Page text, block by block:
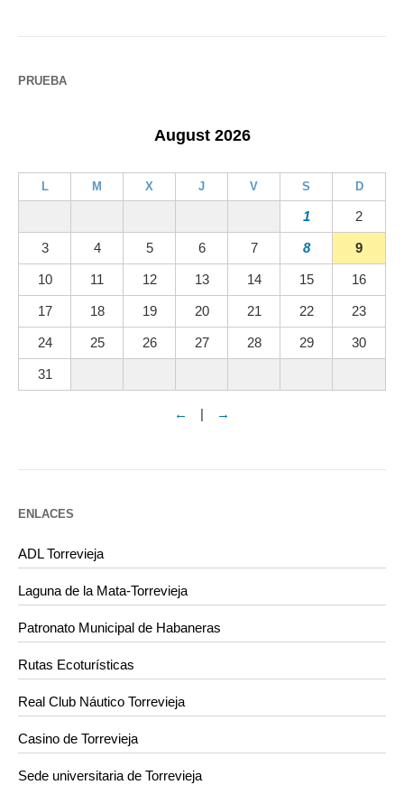
PRUEBA
August 2026
L M X J V S D
1 2
3 4 5 6 7 8 9
10 11 12 13 14 15 16
17 18 19 20 21 22 23
24 25 26 27 28 29 30
31
← | →
ENLACES
ADL Torrevieja
Laguna de la Mata-Torrevieja
Patronato Municipal de Habaneras
Rutas Ecoturísticas
Real Club Náutico Torrevieja
Casino de Torrevieja
Sede universitaria de Torrevieja